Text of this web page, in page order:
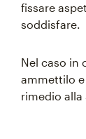
fissare
soddisfare.
Nel caso in
ammettilo
rimedio alla